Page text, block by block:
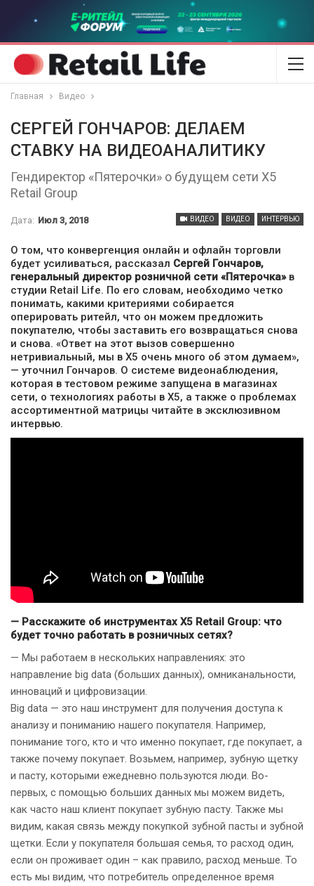
Главная Видео
СЕРГЕЙ ГОНЧАРОВ: ДЕЛАЕМ
СТАВКУ НА ВИДЕОАНАЛИТИКУ
Гендиректор «Пятерочки» о будущем сети Х5
Retail Group
ВИДЕО ВИДЕО ИНТЕРВЬЮ
Дата: Июл 3, 2018
О том, что конвергенция онлайн и офлайн торговли
будет усиливаться, рассказал Сергей Гончаров,
генеральный директор розничной сети «Пятерочка»в
студии Retail Life. По его словам, необходимо четко
понимать, какими критериями собирается
оперировать ритейл, что он можем предложить
покупателю, чтобы заставить его возвращаться снова
и снова. «Ответ на этот вызов совершенно
нетривиальный, мы в Х5 очень много об этом думаем»,
— уточнил Гончаров. О системе видеонаблюдения,
которая в тестовом режиме запущена в магазинах
сети, о технологиях работы в X5, а также о проблемах
ассортиментной матрицы читайте в эксклюзивном
интервью.
— Расскажите об инструментах X5 Retail Group: что
будет точно работать в розничных сетях?
— Мы работаем в нескольких направлениях: это
направление big data (больших данных), омниканальности,
инноваций и цифровизации.
Big data — это наш инструмент для получения доступа к
анализу и пониманию нашего покупателя. Например,
понимание того, кто и что именно покупает, где покупает, а
также почему покупает. Возьмем, например, зубную щетку
и пасту, которыми ежедневно пользуются люди. Во-
первых, с помощью больших данных мы можем видеть,
как часто наш клиент покупает зубную пасту. Также мы
видим, какая связь между покупкой зубной пасты и зубной
щетки. Если у покупателя большая семья, то расход один,
если он проживает один – как правило, расход меньше. То
есть мы видим, что потребитель определенное время